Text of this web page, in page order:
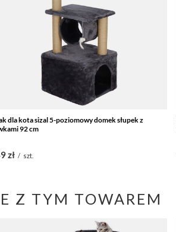
dla kota sizal 5-poziomowy domek słupek z
92 cm
zł / szt.
Z TYM TOWAREM